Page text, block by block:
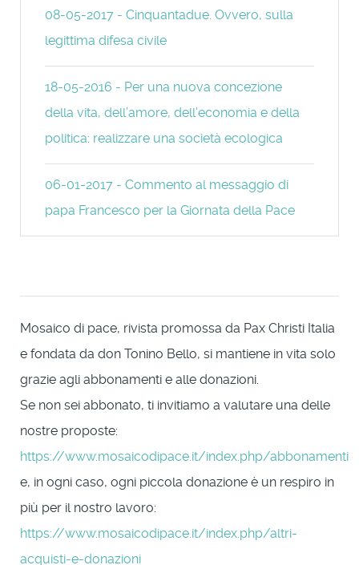
08-05-2017 - Cinquantadue. Ovvero, sulla
legittima difesa civile
18-05-2016 - Per una nuova concezione
della vita, dell’amore, dell’economia e della
politica: realizzare una società ecologica
06-01-2017 - Commento al messaggio di
papa Francesco per la Giornata della Pace
Mosaico di pace, rivista promossa da Pax Christi Italia
e fondata da don Tonino Bello, si mantiene in vita solo
grazie agli abbonamenti e alle donazioni.
Se non sei abbonato, ti invitiamo a valutare una delle
nostre proposte:
https://www.mosaicodipace.it/index.php/abbonamenti
e, in ogni caso, ogni piccola donazione è un respiro in
più per il nostro lavoro:
https://www.mosaicodipace.it/index.php/altri-
acquisti-e-donazioni